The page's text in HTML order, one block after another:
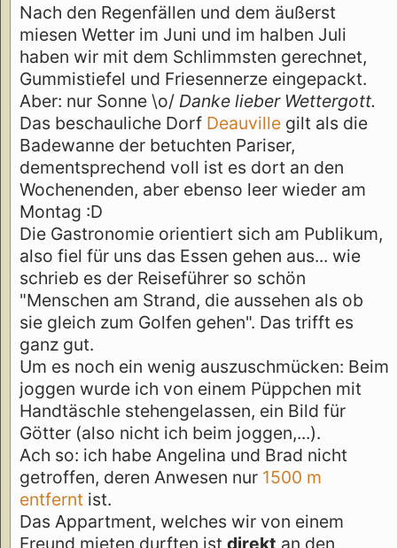
Nach den Regenfällen und dem äußerst
miesen Wetter im Juni und im halben Juli
haben wir mit dem Schlimmsten gerechnet,
Gummistiefel und Friesennerze eingepackt.
Aber: nur Sonne \o/ Danke lieber Wettergott.
Das beschauliche Dorf Deauville gilt als die
Badewanne der betuchten Pariser,
dementsprechend voll ist es dort an den
Wochenenden, aber ebenso leer wieder am
Montag :D
Die Gastronomie orientiert sich am Publikum,
also fiel für uns das Essen gehen aus... wie
schrieb es der Reiseführer so schön
"Menschen am Strand, die aussehen als ob
sie gleich zum Golfen gehen". Das trifft es
ganz gut.
Um es noch ein wenig auszuschmücken: Beim
joggen wurde ich von einem Püppchen mit
Handtäschle stehengelassen, ein Bild für
Götter (also nicht ich beim joggen,...).
Ach so: ich habe Angelina und Brad nicht
getroffen, deren Anwesen nur 1500 m
entfernt ist.
Das Appartment, welches wir von einem
Freund mieten durften ist direkt an den